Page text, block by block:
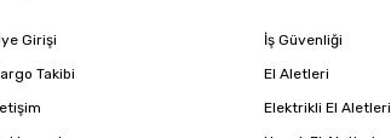
Girişi
Takibi
İş Güvenliği
El Aletleri
Elektrikli El Aletleri